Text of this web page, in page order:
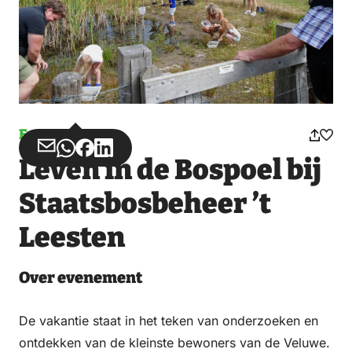
Evenement
Deel
via
Email
Deel
via
WhatsApp
Deel
op
Facebook
Deel
op
LinkedIn
Leven in de Bospoel bij
Staatsbosbeheer ’t
Leesten
Over evenement
De vakantie staat in het teken van onderzoeken en
ontdekken van de kleinste bewoners van de Veluwe.